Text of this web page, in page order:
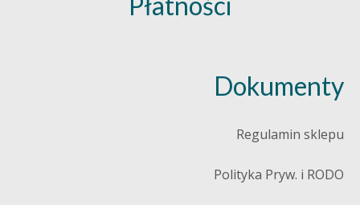
Dokumenty
Regulamin sklepu
Polityka Pryw. i RODO